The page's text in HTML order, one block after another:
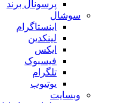
پرسونال برند
سوشال
اینستاگرام
لینکدین
ایکس
فیسبوک
تلگرام
یوتیوب
وبسایت